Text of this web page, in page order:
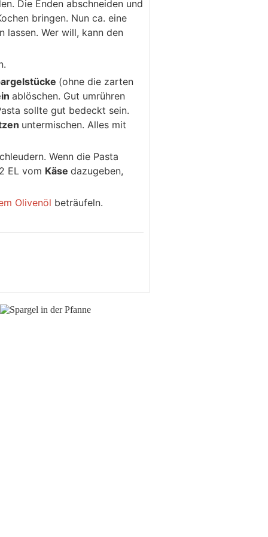
Die Enden abschneiden und
bringen. Nun ca. eine
lassen. Wer will, kann den
(ohne die zarten
ablöschen. Gut umrühren
sollte gut bedeckt sein.
untermischen. Alles mit
Wenn die Pasta
EL vom Käse dazugeben,
Olivenöl beträufeln.